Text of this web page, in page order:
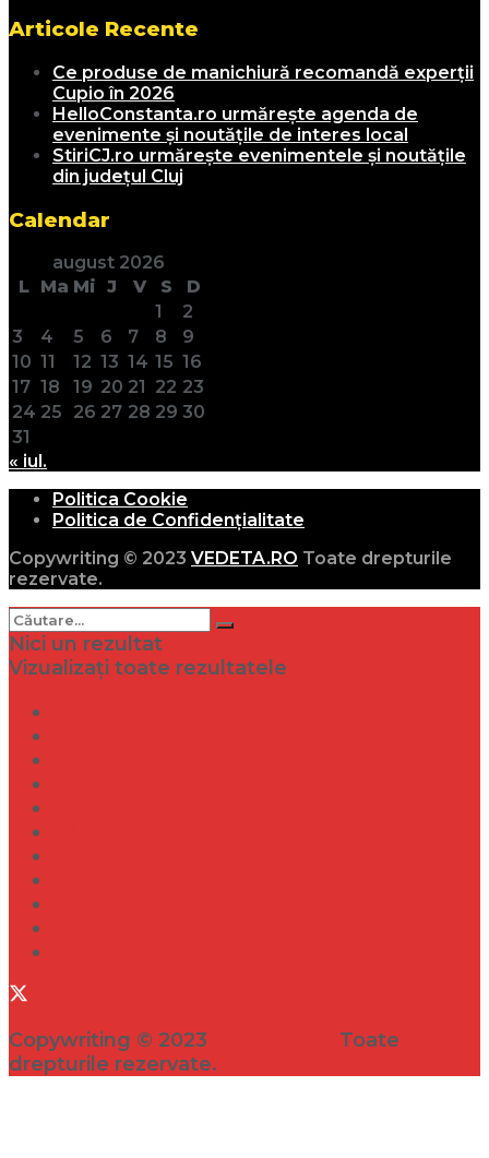
Articole Recente
Ce produse de manichiură recomandă experții
Cupio în 2026
HelloConstanta.ro urmărește agenda de
evenimente și noutățile de interes local
StiriCJ.ro urmărește evenimentele și noutățile
din județul Cluj
Calendar
august 2026
L Ma Mi J V S
D
1
2
3
4 5 6 7 8
9
10 11 12 13 14 15 16
17 18 19 20 21 22 23
24 25 26 27 28 29 30
31
« iul.
Politica Cookie
Politica de Confidențialitate
Copywriting © 2023 VEDETA.RO Toate drepturile
rezervate.
Nici un rezultat
Vizualizați toate rezultatele
Copywriting © 2023
Toate
drepturile rezervate.